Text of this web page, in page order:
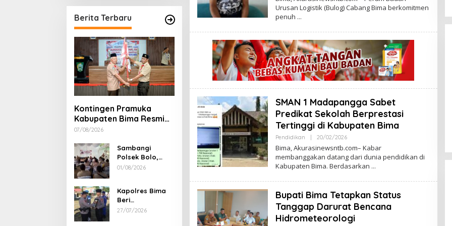
Berita Terbaru
Kontingen Pramuka
Kabupaten Bima Resmi
Dilepas Menuju Jamnas
07/08/2026
Sambangi
Polsek Bolo,
Kapolres Bima
Wilayah dan Beri
Peringatan
Keras Soal
01/08/2026
Kapolres Bima
Beri
Penghargaan
27/07/2026
E
H
A
K
U
R
A
S
I
Urusan Logistik (Bulog) Cabang Bima berkomitmen
penuh
SMAN 1 Madapangga Sabet
Predikat Sekolah Berprestasi
Tertinggi di Kabupaten Bima
Pendidikan | 20/02/2026O
E
H
A
A
K
U
A
Bima, Akurasinewsntb.com– Kabar
membanggakan datang dari dunia pendidikan di
Kabupaten Bima. Berdasarkan
Bupati Bima Tetapkan Status
Tanggap Darurat Bencana
Hidrometeorologi
Bupati dan Wakil Bupati Bima
Hadiri Rakornas: Presiden
Prabowo Tekankan Sinergi Menuju
Indonesia Emas 2045
Di Nasional | 02/02/2026